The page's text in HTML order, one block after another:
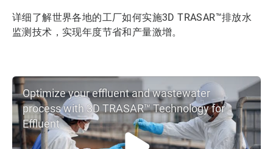
Optimize your effluent and wastewater
process with 3D TRASAR™ Technology for
Effluent
详细了解世界各地的工厂如何实施3D TRASAR™排放水
监测技术，实现年度节省和产量激增。